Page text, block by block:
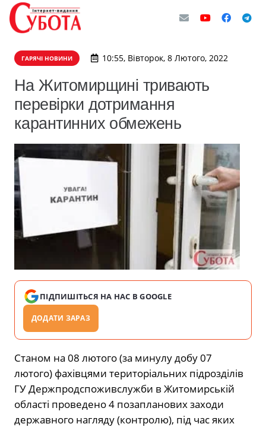
ГАРЯЧІ НОВИНИ 10:55, Вівторок, 8 Лютого, 2022
На Житомирщині тривають
перевірки дотримання
карантинних обмежень
ПІДПИШІТЬСЯ НА НАС В GOOGLE
ДОДАТИ ЗАРАЗ
Станом на 08 лютого (за минулу добу 07
лютого) фахівцями територіальних підрозділів
ГУ Держпродспоживслужби в Житомирській
області проведено 4 позапланових заходи
державного нагляду (контролю), під час яких